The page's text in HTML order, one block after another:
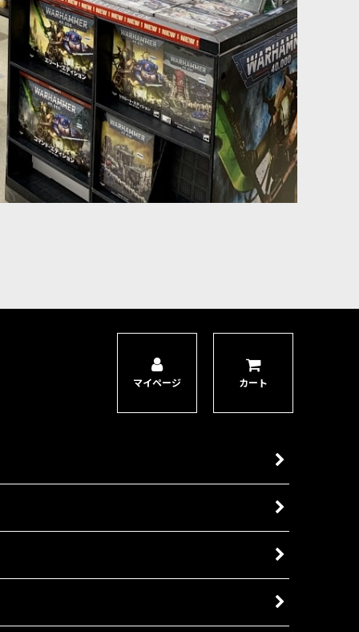
セットです。 オーダー陣営の軍勢に傭兵的な戦力を加えたい
情景モデルです。 戦場で軍勢に神秘的な恩恵をもたらす存在
おすすめなセット。収録内容ミニチュア21体（未組立・未塗
在であり、暗黒魔術の達人として比類なき女王である。彼女
マイページ カート